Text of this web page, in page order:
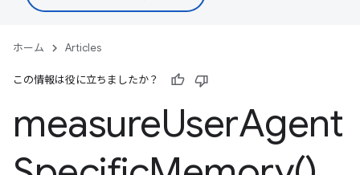
ホーム Articles
この情報は役に立ちましたか？
measureUserAgent